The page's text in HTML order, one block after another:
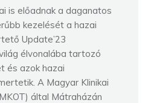
is előadnak a daganatos
kezelését a hazai
Update’23
élvonalába tartozó
és azok hazai
A Magyar Klinikai
által Mátraházán